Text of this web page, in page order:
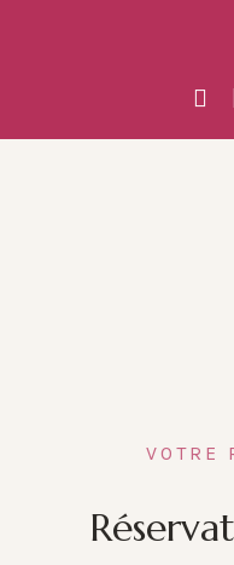
VOTRE